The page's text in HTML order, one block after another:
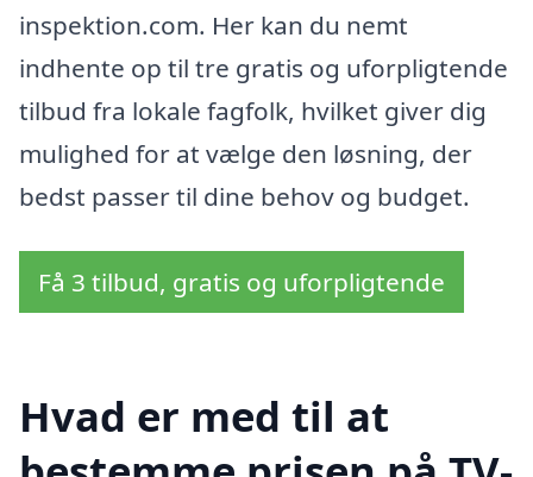
inspektion.com. Her kan du nemt
indhente op til tre gratis og uforpligtende
tilbud fra lokale fagfolk, hvilket giver dig
mulighed for at vælge den løsning, der
bedst passer til dine behov og budget.
Få 3 tilbud, gratis og uforpligtende
Hvad er med til at